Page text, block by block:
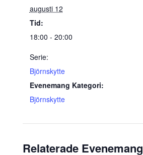
augusti 12
Tid:
18:00 - 20:00
Serie:
Björnskytte
Evenemang Kategori:
Björnskytte
Relaterade Evenemang